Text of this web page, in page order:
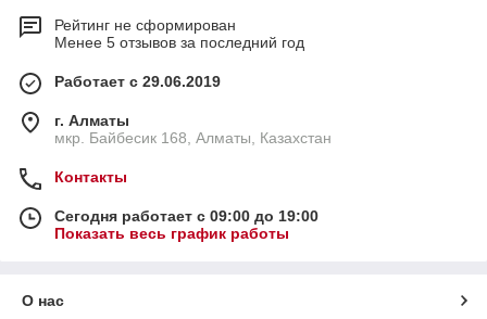
Рейтинг не сформирован
Менее 5 отзывов за последний год
Работает с 29.06.2019
г. Алматы
мкр. Байбесик 168, Алматы, Казахстан
Контакты
Сегодня работает с 09:00 до 19:00
Показать весь график работы
О нас